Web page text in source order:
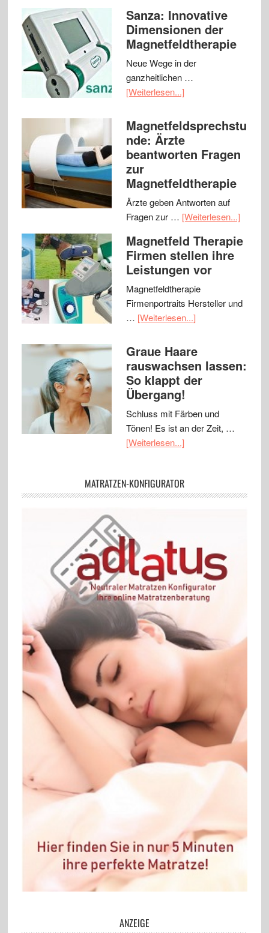
Sanza: Innovative
Dimensionen der
Magnetfeldtherapie
Neue Wege in der
ganzheitlichen …
[Weiterlesen...]
Magnetfeldsprechstu
nde: Ärzte
beantworten Fragen
zur
Magnetfeldtherapie
Ärzte geben Antworten auf
Fragen zur … [Weiterlesen...]
Magnetfeld Therapie
Firmen stellen ihre
Leistungen vor
Magnetfeldtherapie
Firmenportraits Hersteller und
… [Weiterlesen...]
Graue Haare
rauswachsen lassen:
So klappt der
Übergang!
Schluss mit Färben und
Tönen! Es ist an der Zeit, …
[Weiterlesen...]
MATRATZEN-KONFIGURATOR
ANZEIGE